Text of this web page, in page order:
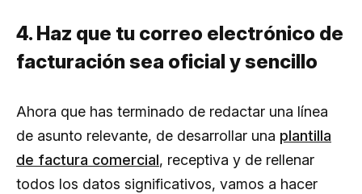
4. Haz que tu correo electrónico de
facturación sea oficial y sencillo
Ahora que has terminado de redactar una línea
de asunto relevante, de desarrollar una plantilla
de factura comercial, receptiva y de rellenar
todos los datos significativos, vamos a hacer